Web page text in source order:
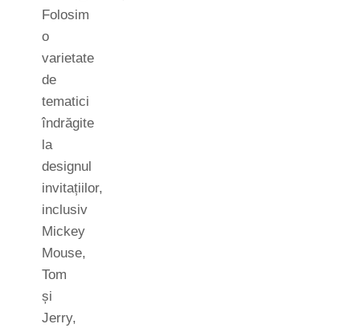
Folosim
o
varietate
de
tematici
îndrăgite
la
designul
invitațiilor,
inclusiv
Mickey
Mouse,
Tom
și
Jerry,